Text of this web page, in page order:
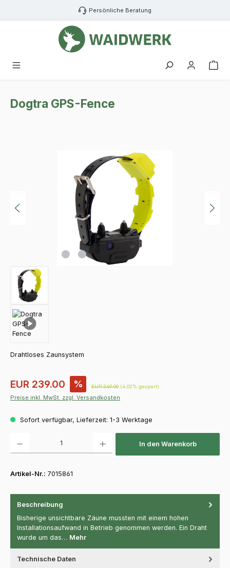
Zum Hauptinhalt springen Persönliche Beratung
Dogtra GPS-Fence
Drahtloses Zaunsystem
Verkaufspreis:
EUR 239.00 % Regulärer Preis:
EUR 249.00 (4.02% gespart)
Preise inkl. MwSt. zzgl. Versandkosten
Sofort verfügbar, Lieferzeit: 1-3 Werktage
In den Warenkorb
Artikel-Nr.: 7015861
Beschreibung
Bisherige unsichtbare Zäune mussten mit einem hohen
Installationsaufwand in Betrieb genommen werden. Ein Draht
wurde um das… Mehr
Technische Daten